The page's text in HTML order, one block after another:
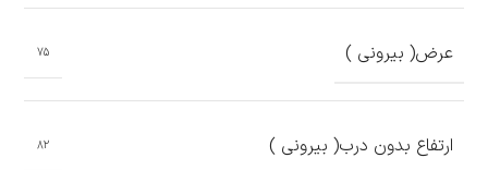
عرض( بیرونی ) 75
ارتفاع بدون درب( بیرونی ) 82